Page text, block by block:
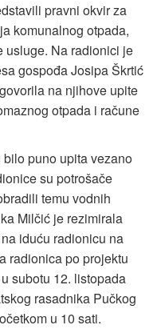
pravni okvir za
komunalnog otpada,
usluge. Na radionici je
gospođa Josipa Škrtić
na njihove upite
otpada i račune
puno upita vezano
su potrošače
temu vodnih
Milčić je rezimirala
iduću radionicu na
radionica po projektu
subotu 12. listopada
rasadnika Pučkog
u 10 sati.